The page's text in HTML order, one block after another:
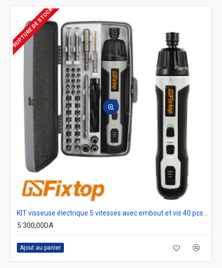
RUPTURE DE STOCK
5 300,00DA
Ajout au panier